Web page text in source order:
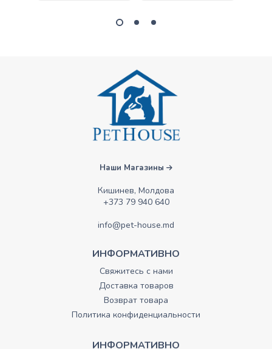
Наши Магазины
Кишинев, Молдова
+373 79 940 640
info@pet-house.md
ИНФОРМАТИВНО
Свяжитесь с нами
Доставка товаров
Возврат товара
Политика конфиденциальности
ИНФОРМАТИВНО